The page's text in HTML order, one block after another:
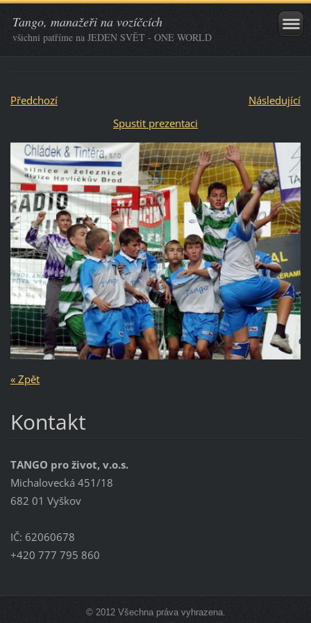
Tango, manažeři na vozíčcích
všichni patříme na JEDEN SVĚT - ONE WORLD
Předchozí
Následující
Spustit prezentaci
« Zpět
Kontakt
TANGO pro život, v.o.s.
Michalovecká 451/18
682 01 Vyškov
IČ: 62060678
+420 777 795 860
© 2012 Všechna práva vyhrazena.